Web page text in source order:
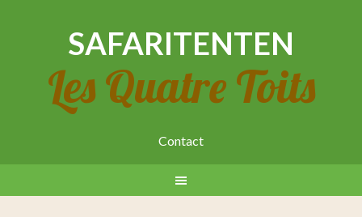
SAFARITENTEN
Les Quatre Toits
Contact